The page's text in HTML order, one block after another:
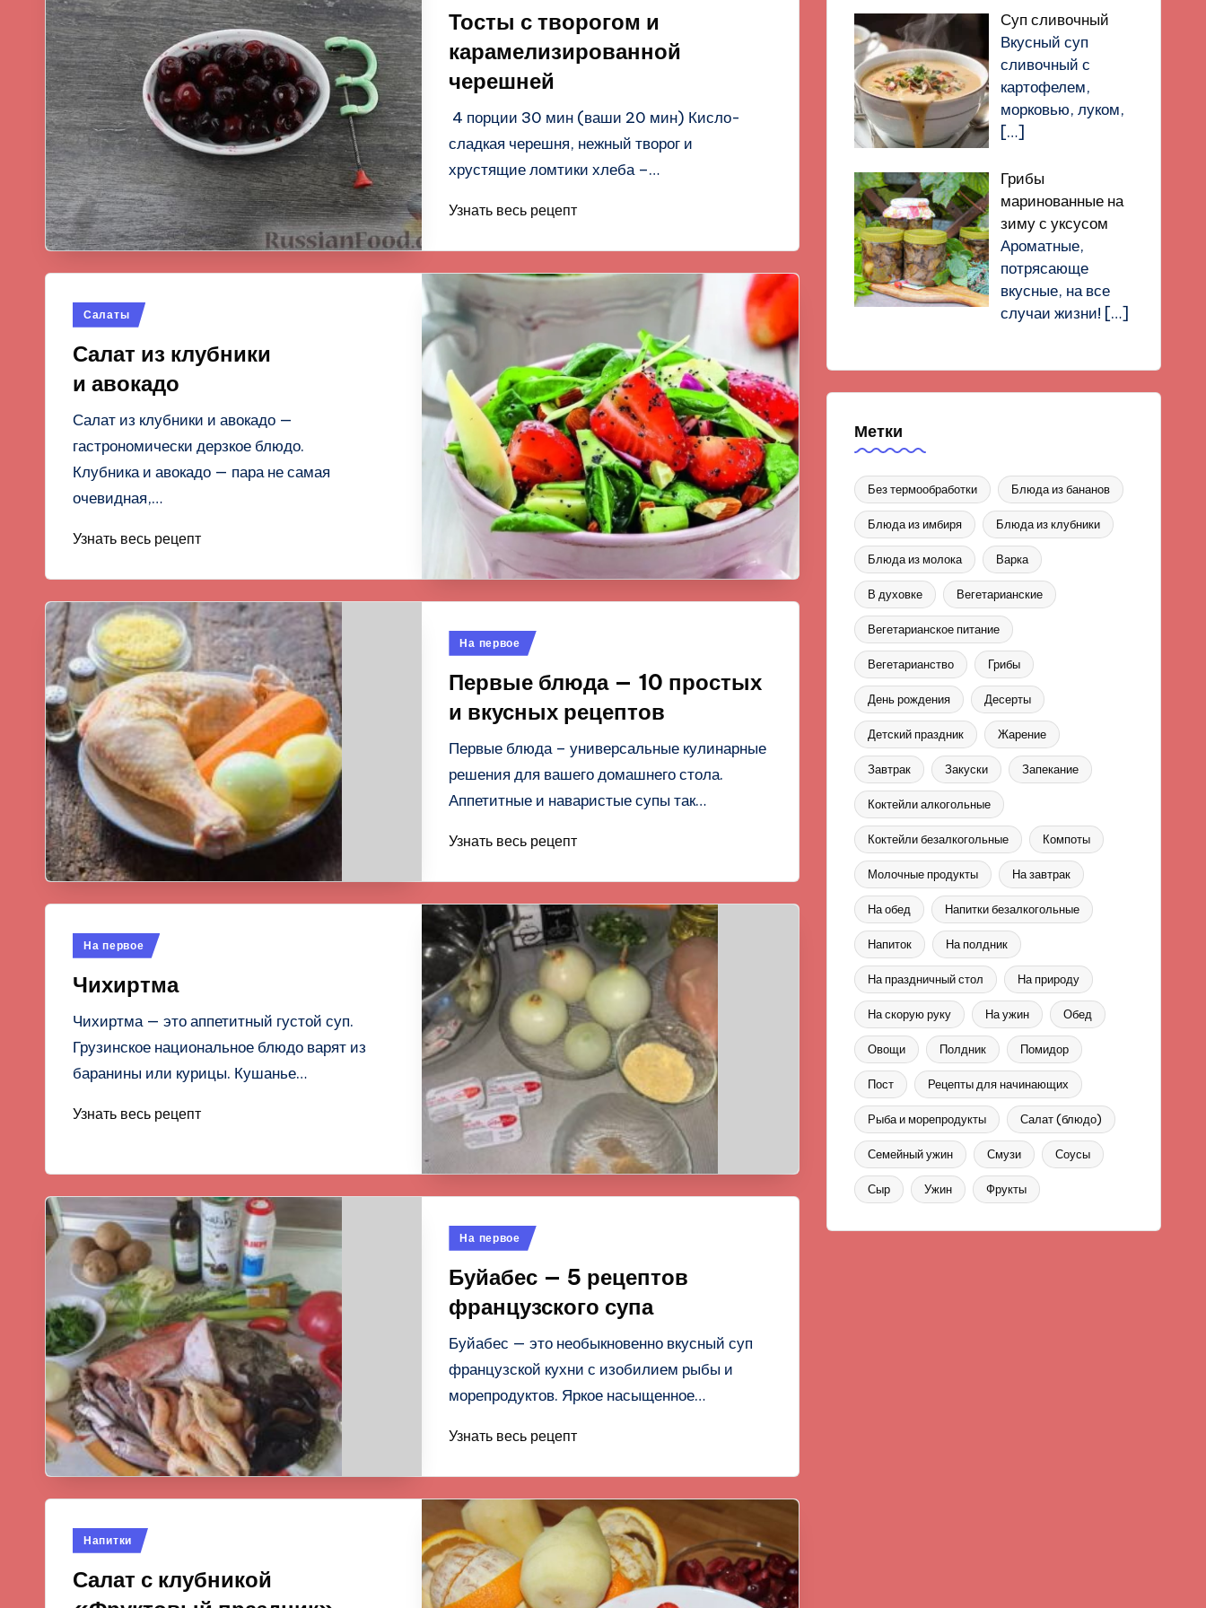
Тосты с творогом и
карамелизированной
черешней
4 порции 30 мин (ваши 20 мин) Кисло-
сладкая черешня, нежный творог и
хрустящие ломтики хлеба –…
Узнать весь рецепт
Опубликовано
Салаты
Салат из клубники
и авокадо
Салат из клубники и авокадо —
гастрономически дерзкое блюдо.
Клубника и авокадо — пара не самая
очевидная,…
Узнать весь рецепт
Опубликовано
На первое
Первые блюда — 10 простых
и вкусных рецептов
Первые блюда – универсальные кулинарные
решения для вашего домашнего стола.
Аппетитные и наваристые супы так…
Узнать весь рецепт
Опубликовано
На первое
Чихиртма
Чихиртма — это аппетитный густой суп.
Грузинское национальное блюдо варят из
баранины или курицы. Кушанье…
Узнать весь рецепт
Опубликовано
На первое
Буйабес — 5 рецептов
французского супа
Буйабес — это необыкновенно вкусный суп
французской кухни с изобилием рыбы и
морепродуктов. Яркое насыщенное…
Узнать весь рецепт
Опубликовано
Напитки
Салат с клубникой
Суп сливочный
Вкусный суп
сливочный с
картофелем,
морковью, луком,
[…]
Грибы
маринованные на
зиму с уксусом
Ароматные,
потрясающе
вкусные, на все
случаи жизни! […]
Метки
Без термообработки Блюда из бананов
Блюда из имбиря Блюда из клубники
Блюда из молока Варка
В духовке Вегетарианские
Вегетарианское питание
Вегетарианство Грибы
День рождения Десерты
Детский праздник Жарение
Завтрак Закуски Запекание
Коктейли алкогольные
Коктейли безалкогольные Компоты
Молочные продукты На завтрак
На обед Напитки безалкогольные
Напиток На полдник
На праздничный стол На природу
На скорую руку На ужин Обед
Овощи Полдник Помидор
Пост Рецепты для начинающих
Рыба и морепродукты Салат (блюдо)
Семейный ужин Смузи Соусы
Сыр Ужин Фрукты